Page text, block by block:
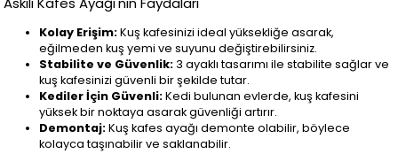
Kolay Erişim:Kuş kafesinizi ideal yüksekliğe asarak,
eğilmeden kuş yemi ve suyunu değiştirebilirsiniz.
Stabilite ve Güvenlik: 3 ayaklı tasarımı ile stabilite sağlar ve
kuş kafesinizi güvenli bir şekilde tutar.
Kediler İçin Güvenli:Kedi bulunan evlerde, kuş kafesini
yüksek bir noktaya asarak güvenliği artırır.
Demontaj:Kuş kafes ayağı demonte olabilir, böylece
kolayca taşınabilir ve saklanabilir.